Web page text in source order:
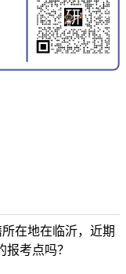
在地在临沂，近期
考点吗？